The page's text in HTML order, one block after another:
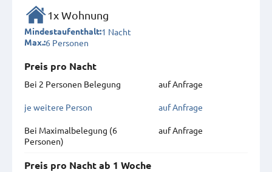
1x Wohnung
Mindestaufenthalt:1 Nacht
Max.:6 Personen
Preis pro Nacht
Bei 2 Personen Belegung
auf Anfrage
je weitere Person auf Anfrage
Bei Maximal­belegung (6
Personen)
auf Anfrage
Preis pro Nacht ab 1 Woche